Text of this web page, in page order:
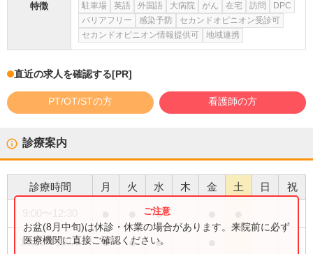
特徴
駐車場
英語 外国語 大病院 がん 在宅 訪問
DPC
バリアフリー
感染予防
セカンドオピニオン受診可
セカンドオピニオン情報提供可
地域連携
直近の求人を確認する[PR]
PT/OT/STの方 看護師の方
診療案内
診療時間 月 火 水 木 金 土 日 祝
●
14:30〜19:00 ● ● ●
お盆(8月中旬)は休診・休業の場合があります。来院前に必ず
医療機関に直接ご確認ください。